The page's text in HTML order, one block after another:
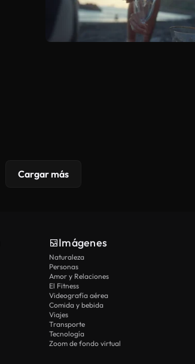
Cargar más
Imágenes
Naturaleza
Personas
Amor y Relaciones
El Fitness
Videografía aérea
Comida y bebida
Viajes
Transporte
Tecnología
Zoom de fondo virtual